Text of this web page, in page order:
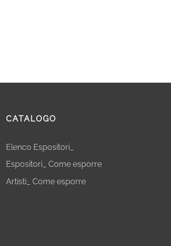
CATALOGO
Elenco Espositori_
Espositori_ Come esporre
Artisti_ Come esporre